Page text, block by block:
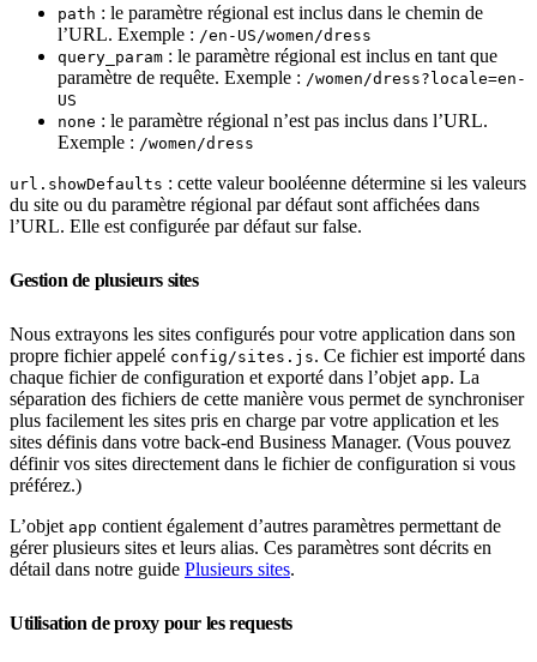
path : le paramètre régional est inclus dans le chemin de
l’URL. Exemple : /en-US/women/dress
query_param : le paramètre régional est inclus en tant que
paramètre de requête. Exemple : /women/dress?locale=en-
US
none : le paramètre régional n’est pas inclus dans l’URL.
Exemple : /women/dress
url.showDefaults : cette valeur booléenne détermine si les valeurs
du site ou du paramètre régional par défaut sont affichées dans
l’URL. Elle est configurée par défaut sur false.
Gestion de plusieurs sites
Nous extrayons les sites configurés pour votre application dans son
propre fichier appelé config/sites.js. Ce fichier est importé dans
chaque fichier de configuration et exporté dans l’objet app. La
séparation des fichiers de cette manière vous permet de synchroniser
plus facilement les sites pris en charge par votre application et les
sites définis dans votre back-end Business Manager. (Vous pouvez
définir vos sites directement dans le fichier de configuration si vous
préférez.)
L’objet app contient également d’autres paramètres permettant de
gérer plusieurs sites et leurs alias. Ces paramètres sont décrits en
détail dans notre guide Plusieurs sites.
Utilisation de proxy pour les requests